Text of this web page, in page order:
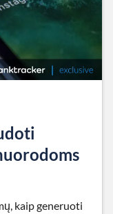
kaip generuoti